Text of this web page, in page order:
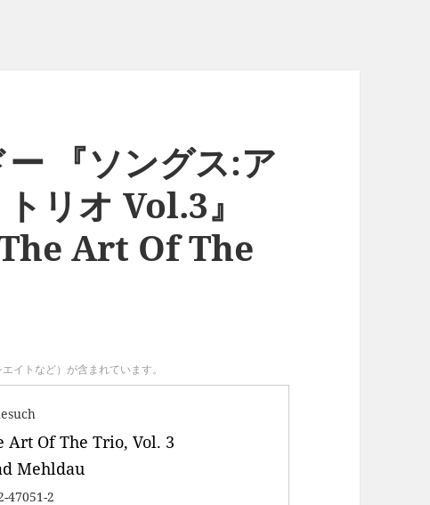
『ソングス:ア
リオ Vol.3』
Art Of The
イトなど）が含まれています。
Art Of The Trio, Vol. 3
Mehldau
47051-2